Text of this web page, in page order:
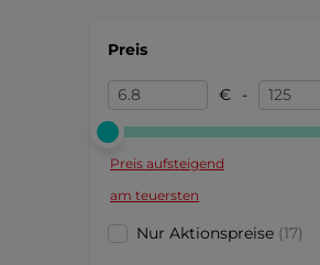
Preis
€ -
Preis aufsteigend
am teuersten
Nur Aktionspreise (17)